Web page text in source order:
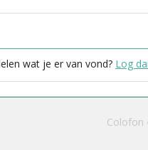
wat je er van vond? Log
Colofon